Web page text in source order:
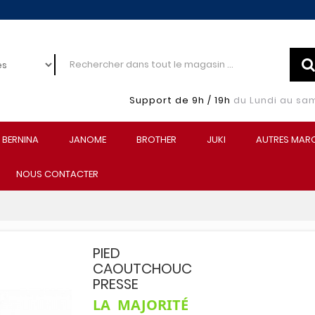
Support de 9h / 19h du Lundi au
BERNINA JANOME BROTHER JUKI AUTRES
NOUS CONTACTER
PIED
CAOUTCHOUC
PRESSE
LA MAJORITÉ